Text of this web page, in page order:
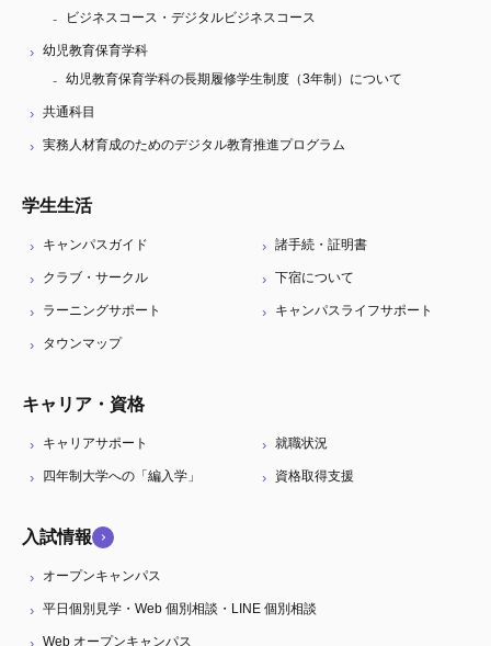
ビジネスコース・デジタルビジネスコース
幼児教育保育学科
幼児教育保育学科の長期履修学生制度（3年制）について
共通科目
実務人材育成のためのデジタル教育推進プログラム
学生生活
キャンパスガイド 諸手続・証明書
クラブ・サークル 下宿について
ラーニングサポート キャンパスライフサポート
タウンマップ
キャリア・資格
キャリアサポート 就職状況
四年制大学への「編入学」 資格取得支援
入試情報
オープンキャンパス
平日個別見学・Web 個別相談・LINE 個別相談
Web オープンキャンパス